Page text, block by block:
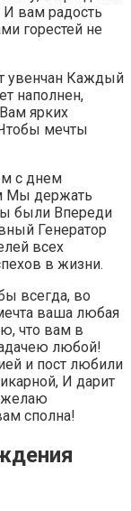
И вам радость
горестей не
увенчан Каждый
наполнен,
ярких
мечты
с днем
Мы держать
были Впереди
Генератор
всех
в жизни.
всегда, во
ваша любая
что вам в
любой!
и пост любили
И дарит
желаю
сполна!